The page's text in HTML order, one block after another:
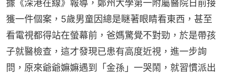
據《深港在線》報導，鄭州大學第一附屬醫院日前接
獲一件個案，5歲男童因總是瞇著眼睛看東西，甚至
看電視都得站在螢幕前，爸媽驚覺不對勁，於是帶孩
子就醫檢查，這才發現已患有高度近視，進一步詢
問，原來爺爺嫲嫲遇到「金孫」一哭鬧，就習慣派出